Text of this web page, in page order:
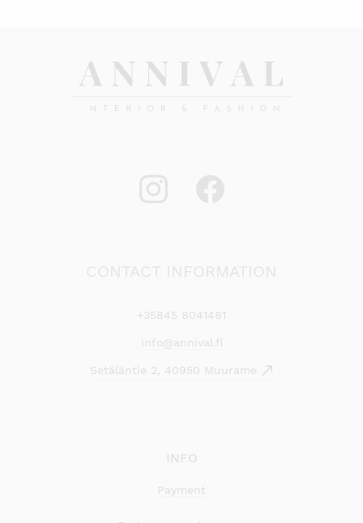
+35845 8041481
info@annival.fi
Setäläntie 2, 40950 Muurame
INFO
Payment